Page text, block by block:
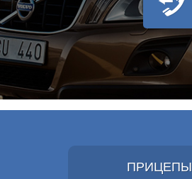
ПРИЦЕПЫ